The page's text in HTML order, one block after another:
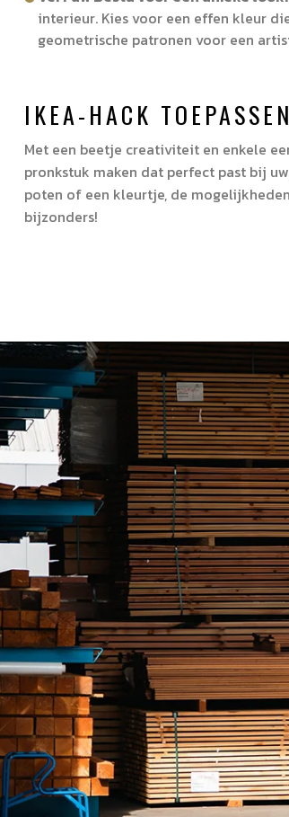
interieur. Kies voor een effen kleur
geometrische patronen voor een
IKEA-HACK TOEPASSEN
Met een beetje creativiteit en enkele
pronkstuk maken dat perfect past bij
poten of een kleurtje, de
bijzonders!